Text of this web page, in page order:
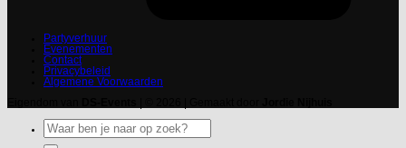
Partyverhuur
Evenementen
Contact
Privacybeleid
Algemene Voorwaarden
Zoeken
naar: